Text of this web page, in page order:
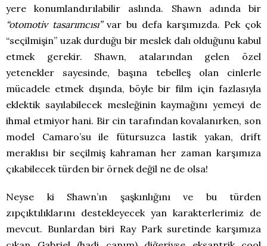
yere konumlandırılabilir aslında. Shawn adında bir
“otomotiv tasarımcısı”var bu defa karşımızda. Pek çok
“seçilmişin” uzak durduğu bir meslek dalı olduğunu kabul
etmek gerekir. Shawn, atalarından gelen özel
yetenekler sayesinde, başına tebelleş olan cinlerle
mücadele etmek dışında, böyle bir film için fazlasıyla
eklektik sayılabilecek mesleğinin kaymağını yemeyi de
ihmal etmiyor hani. Bir cin tarafından kovalanırken, son
model Camaro’su ile fütursuzca lastik yakan, drift
meraklısı bir seçilmiş kahraman her zaman karşımıza
çıkabilecek türden bir örnek değil ne de olsa!
Neyse ki Shawn’ın şaşkınlığını ve bu türden
zıpçıktılıklarını destekleyecek yan karakterlerimiz de
mevcut. Bunlardan biri Ray Park suretinde karşımıza